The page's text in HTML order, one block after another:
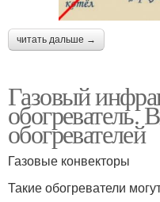
читать дальше →
Газовый
обогреватель.
обогревателей
Газовые конвекторы
Такие обогреватели